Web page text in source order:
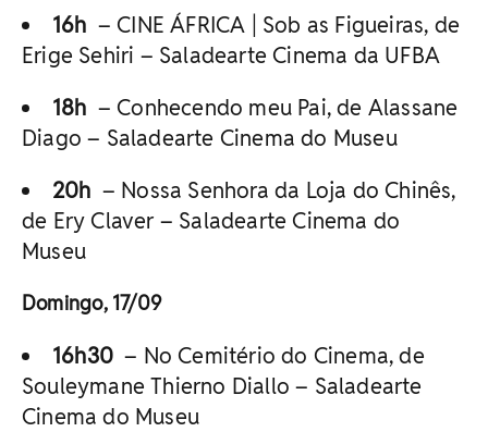
16h – CINE ÁFRICA | Sob as Figueiras, de
Erige Sehiri – Saladearte Cinema da UFBA
18h – Conhecendo meu Pai, de Alassane
Diago – Saladearte Cinema do Museu
20h – Nossa Senhora da Loja do Chinês,
de Ery Claver – Saladearte Cinema do
Museu
Domingo, 17/09
16h30 – No Cemitério do Cinema, de
Souleymane Thierno Diallo – Saladearte
Cinema do Museu